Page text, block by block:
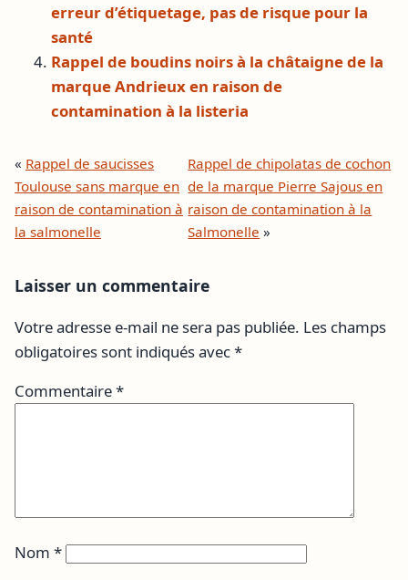
erreur d’étiquetage, pas de risque pour la
santé
Rappel de boudins noirs à la châtaigne de la
marque Andrieux en raison de
contamination à la listeria
« Rappel de saucisses
Toulouse sans marque en
raison de contamination à
la salmonelle
Rappel de chipolatas de cochon
de la marque Pierre Sajous en
raison de contamination à la
Salmonelle »
Laisser un commentaire
Votre adresse e-mail ne sera pas publiée. Les champs
obligatoires sont indiqués avec*
Commentaire*
Nom *